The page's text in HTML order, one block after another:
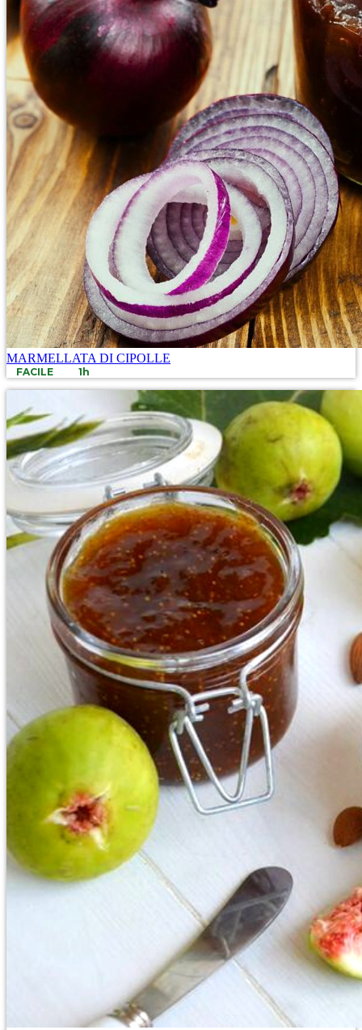
MARMELLATA DI CIPOLLE
FACILE 1h